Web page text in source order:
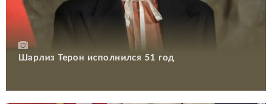
Шарлиз Терон исполнился 51 год